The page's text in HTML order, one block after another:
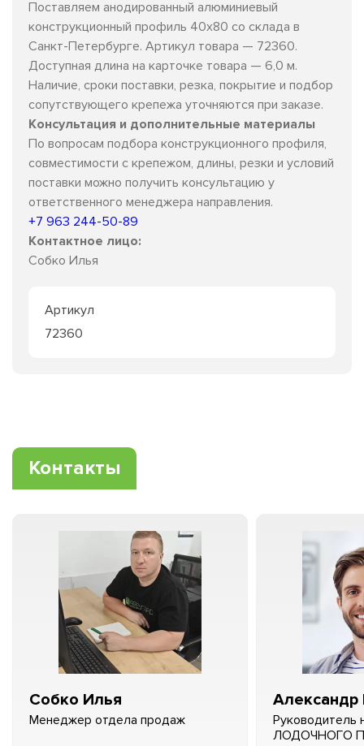
Поставляем анодированный алюминиевый
конструкционный профиль 40х80 со склада в
Санкт-Петербурге. Артикул товара — 72360.
Доступная длина на карточке товара — 6,0 м.
Наличие, сроки поставки, резка, покрытие и подбор
сопутствующего крепежа уточняются при заказе.
Консультация и дополнительные материалы
По вопросам подбора конструкционного профиля,
совместимости с крепежом, длины, резки и условий
поставки можно получить консультацию у
ответственного менеджера направления.
+7 963 244-50-89
Контактное лицо:
Собко Илья
Артикул
72360
Контакты
Собко Илья
Менеджер отдела продаж
Александр
Руководитель
ЛОДОЧНОГО